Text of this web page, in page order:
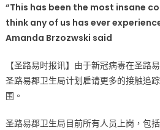
确
诊
增
加
易
“This has been the most insane
think any of us has ever
Amanda Brzozwski said
【圣路易时报讯】由于新冠病毒在圣路
圣路易郡卫生局计划雇请更多的接触追
围。
圣路易郡卫生局目前所有人员上岗，包